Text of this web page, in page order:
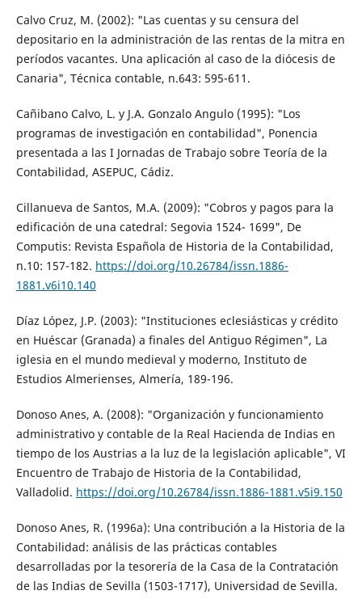
Calvo Cruz, M. (2002): "Las cuentas y su censura del
depositario en la administración de las rentas de la mitra en
períodos vacantes. Una aplicación al caso de la diócesis de
Canaria", Técnica contable, n.643: 595-611.
Cañibano Calvo, L. y J.A. Gonzalo Angulo (1995): "Los
programas de investigación en contabilidad", Ponencia
presentada a las I Jornadas de Trabajo sobre Teoría de la
Contabilidad, ASEPUC, Cádiz.
Cillanueva de Santos, M.A. (2009): "Cobros y pagos para la
edificación de una catedral: Segovia 1524- 1699", De
Computis: Revista Española de Historia de la Contabilidad,
n.10: 157-182. https://doi.org/10.26784/issn.1886-
1881.v6i10.140
Díaz López, J.P. (2003): "Instituciones eclesiásticas y crédito
en Huéscar (Granada) a finales del Antiguo Régimen", La
iglesia en el mundo medieval y moderno, Instituto de
Estudios Almerienses, Almería, 189-196.
Donoso Anes, A. (2008): "Organización y funcionamiento
administrativo y contable de la Real Hacienda de Indias en
tiempo de los Austrias a la luz de la legislación aplicable", VI
Encuentro de Trabajo de Historia de la Contabilidad,
Valladolid. https://doi.org/10.26784/issn.1886-1881.v5i9.150
Donoso Anes, R. (1996a): Una contribución a la Historia de la
Contabilidad: análisis de las prácticas contables
desarrolladas por la tesorería de la Casa de la Contratación
de las Indias de Sevilla (1503-1717), Universidad de Sevilla.